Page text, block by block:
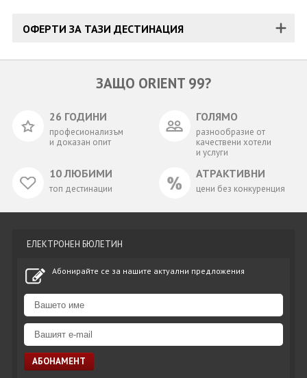
ОФЕРТИ ЗА ТАЗИ ДЕСТИНАЦИЯ
ЗАЩО ORIENT 99?
26 ГОДИНИ
професионализъм
и доказан опит
ГОЛЯМО
разнообразие от
качествени хотели
и услуги
10 ЛЮБИМИ
топ дестинации
АТРАКТИВНИ
цени без конкуренция
ЕЛЕКТРОНЕН БЮЛЕТИН
Абонирайте се за нашите актуални предложения